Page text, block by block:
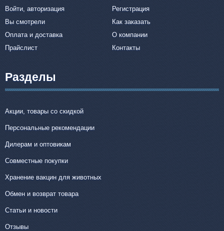
Войти, авторизация
Регистрация
Вы смотрели
Как заказать
Оплата и доставка
О компании
Прайслист
Контакты
Разделы
Акции, товары со скидкой
Персональные рекомендации
Дилерам и оптовикам
Совместные покупки
Хранение вакцин для животных
Обмен и возврат товара
Статьи и новости
Отзывы